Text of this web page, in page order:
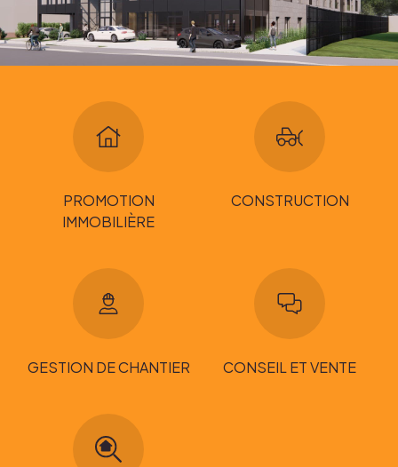
PROMOTION
IMMOBILIÈRE
CONSTRUCTION
GESTION DE CHANTIER CONSEIL ET VENTE